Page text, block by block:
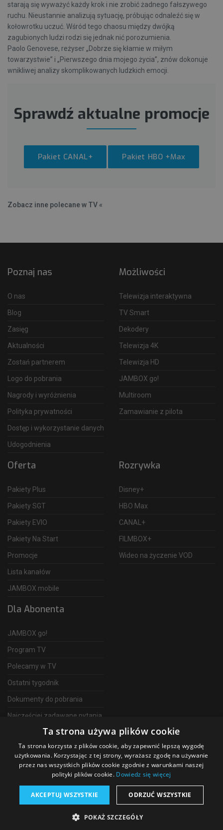
starają się wyważyć każdy krok i nie zrobić żadnego fałszywego
ruchu. Nieustannie analizują sytuację, próbując odnaleźć się w
kołowrotku uczuć. Wśród tego chaosu między dwójką
zagubionych ludzi rodzi się jednak nić porozumienia.
Paolo Genovese, reżyser „Dobrze się kłamie w miłym
towarzystwie” i „Pierwszego dnia mojego życia”, znów dokonuje
wnikliwej analizy skomplikowanych ludzkich emocji.
Sprawdź aktualne promocje
Pakiet CANAL+ Pakiet HBO +Max
Zobacz inne polecane w TV «
Poznaj nas
O nas
Blog
Zasięg
Aktualności
Zostań partnerem
Logo do pobrania
Nagrody i wyróżnienia
Polityka prywatności
Dostęp i wykorzystanie danych
Udogodnienia
Możliwości
Telewizja interaktywna
TV Smart
Dekodery
Telewizja 4K
Telewizja HD
JAMBOX go!
Multiroom
Zamawianie z pilota
Oferta
Pakiety Plus
Pakiety SGT
Pakiety EVIO
Pakiety Na Start
Promocje
Lista kanałów
JAMBOX mobile
Rozrywka
Disney+
HBO Max
CANAL+
FILMBOX+
Wideo na życzenie VOD
Dla Abonenta
JAMBOX go!
Program TV
Polecamy w TV
Ostatni tygodnik
Dokumenty do pobrania
Najczęściej zadawane pytania
Telewizja Światłowodowa
2026 SGT Operator telewizji JAMBOX
Ta strona używa plików cookie
Ta strona korzysta z plików cookie, aby zapewnić lepszą wygodę
użytkowania. Korzystając z tej strony, wyrażasz zgodę na używanie
przez nas wszystkich plików cookie zgodnie z warunkami naszej
polityki plików cookie. Dowiedz się więcej
AKCEPTUJ WSZYSTKIE ODRZUĆ WSZYSTKIE
POKAŻ SZCZEGÓŁY